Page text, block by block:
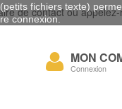
de contact ou
Mon
compte
MON
Connexion
fichiers texte)
connexion.